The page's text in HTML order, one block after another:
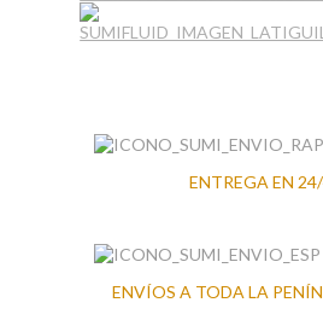
ENTREGA EN
ENVÍOS A TODA LA